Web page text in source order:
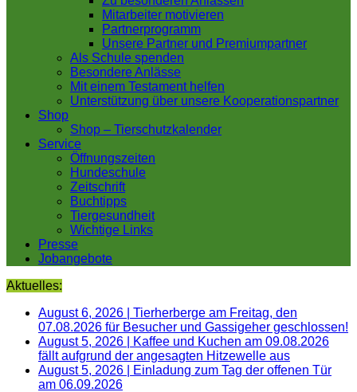
Mitarbeiter motivieren
Partnerprogramm
Unsere Partner und Premiumpartner
Als Schule spenden
Besondere Anlässe
Mit einem Testament helfen
Unterstützung über unsere Kooperationspartner
Shop
Shop – Tierschutzkalender
Service
Öffnungszeiten
Hundeschule
Zeitschrift
Buchtipps
Tiergesundheit
Wichtige Links
Presse
Jobangebote
Aktuelles:
August 6, 2026
Tierherberge am Freitag, den
07.08.2026 für Besucher und Gassigeher geschlossen!
August 5, 2026
Kaffee und Kuchen am 09.08.2026
fällt aufgrund der angesagten Hitzewelle aus
August 5, 2026
Einladung zum Tag der offenen Tür
am 06.09.2026